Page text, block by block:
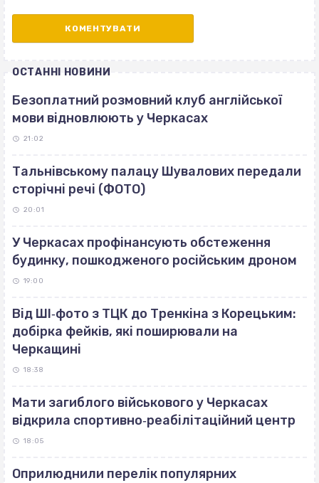
ОСТАННІ НОВИНИ
Безоплатний розмовний клуб англійської
мови відновлюють у Черкасах
21:02
Тальнівському палацу Шувалових передали
сторічні речі (ФОТО)
20:01
У Черкасах профінансують обстеження
будинку, пошкодженого російським дроном
19:00
Від ШІ‐фото з ТЦК до Тренкіна з Корецьким:
добірка фейків, які поширювали на
Черкащині
18:38
Мати загиблого військового у Черкасах
відкрила спортивно‐реабілітаційний центр
18:05
Оприлюднили перелік популярних